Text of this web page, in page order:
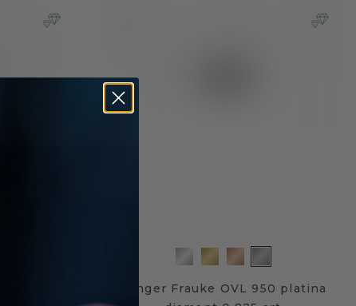
Hanger Frauke OVL 950 platina